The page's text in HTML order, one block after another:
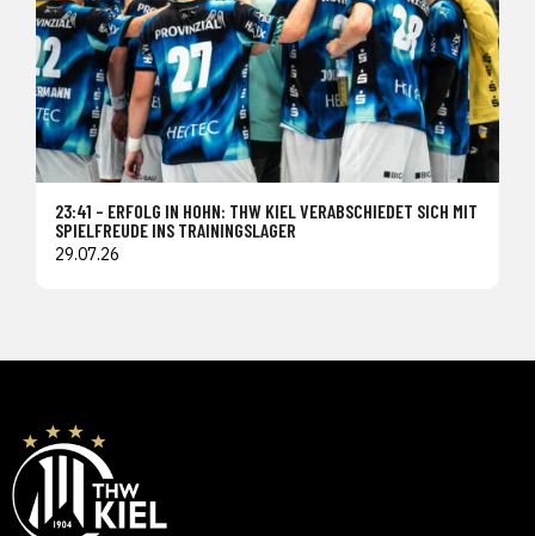
23:41 – ERFOLG IN HOHN: THW KIEL VERABSCHIEDET SICH MIT
SPIELFREUDE INS TRAININGSLAGER
29.07.26